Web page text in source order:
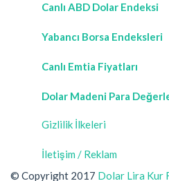
Canlı ABD Dolar Endeksi
Yabancı Borsa Endeksleri
Canlı Emtia Fiyatları
Dolar Madeni Para
Gizlilik İlkeleri
İletişim / Reklam
© Copyright 2017 Dolar Lira Kur